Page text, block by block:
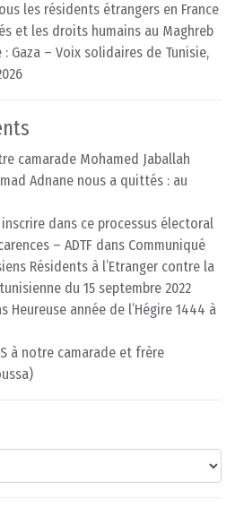
les résidents étrangers en France
et les droits humains au Maghreb
Gaza – Voix solidaires de Tunisie,
camarade Mohamed Jaballah
Adnane nous a quittés : au
dans ce processus électoral
– ADTF dans Communiqué
Résidents à l’Etranger contre la
du 15 septembre 2022
Heureuse année de l’Hégire 1444 à
à notre camarade et frère